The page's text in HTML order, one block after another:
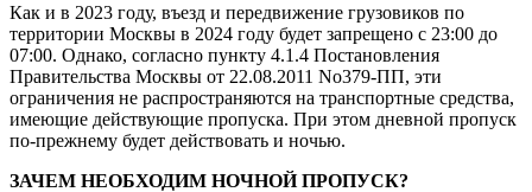
Как и в 2023 году, въезд и передвижение грузовиков по
территории Москвы в 2024 году будет запрещено с 23:00 до
07:00. Однако, согласно пункту 4.1.4 Постановления
Правительства Москвы от 22.08.2011 No379-ПП, эти
ограничения не распространяются на транспортные средства,
имеющие действующие пропуска. При этом дневной пропуск
по-прежнему будет действовать и ночью.
ЗАЧЕМ НЕОБХОДИМ НОЧНОЙ ПРОПУСК?